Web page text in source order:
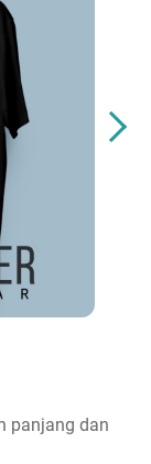
panjang dan